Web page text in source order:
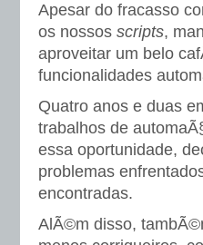
Apesar do fracasso
os nossos scripts,
aproveitar um belo
funcionalidades
Quatro anos e duas
trabalhos de
essa oportunidade,
problemas
encontradas.
AlÃ©m disso,